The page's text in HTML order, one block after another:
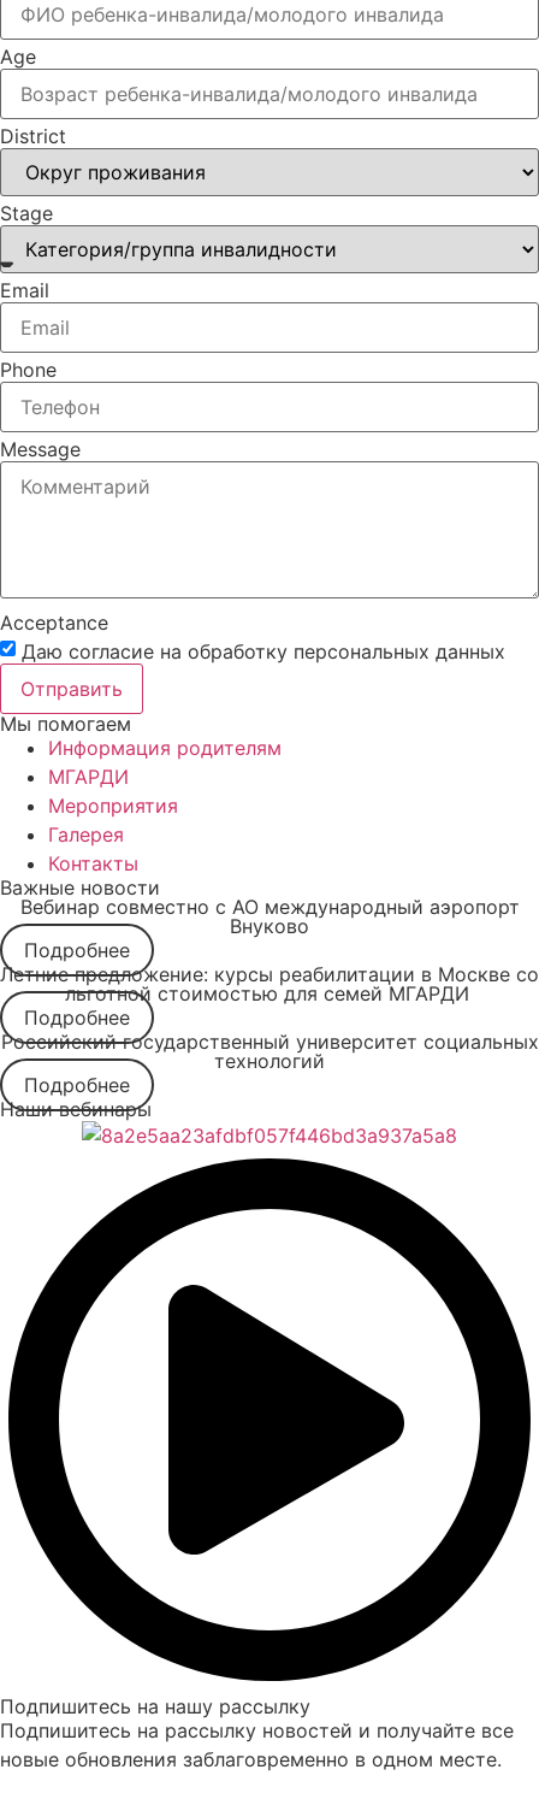
Age
District
Stage
Email
Phone
Message
Acceptance
Даю согласие на обработку персональных данных
Отправить
Мы помогаем
Информация родителям
МГАРДИ
Мероприятия
Галерея
Контакты
Важные новости
Вебинар совместно с АО международный аэропорт
Внуково
Подробнее
Летние предложение: курсы реабилитации в Москве со
льготной стоимостью для семей МГАРДИ
Подробнее
Российский государственный университет социальных
технологий
Подробнее
Наши вебинары
Подпишитесь на нашу рассылку
Подпишитесь на рассылку новостей и получайте все
новые обновления заблаговременно в одном месте.